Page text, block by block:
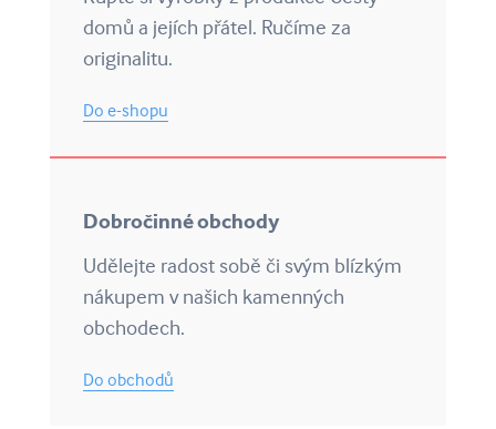
domů a jejích přátel. Ručíme za
originalitu.
Do e-shopu
Dobročinné obchody
Udělejte radost sobě či svým blízkým
nákupem v našich kamenných
obchodech.
Do obchodů